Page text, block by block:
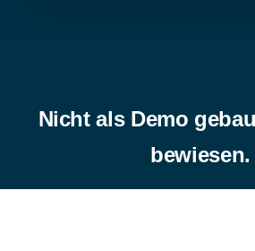
Nicht als Demo
bewiesen.